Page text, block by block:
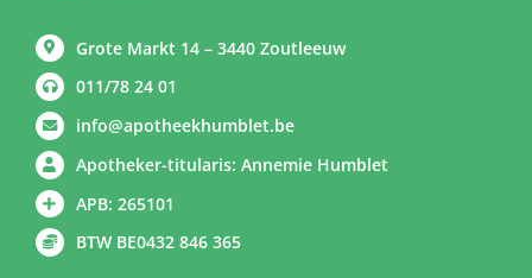
Grote Markt 14 – 3440 Zoutleeuw
011/78 24 01
info@apotheekhumblet.be
Apotheker-titularis: Annemie Humblet
APB: 265101
BTW BE0432 846 365